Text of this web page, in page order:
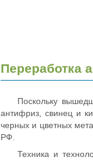
Переработка
Поскольку
антифриз, свинец и
черных и цветных
РФ.
Техника и